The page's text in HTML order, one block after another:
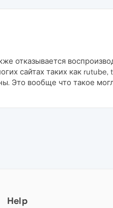
отказывается
сайтах таких как rutube,
Это вообще что такое
Help